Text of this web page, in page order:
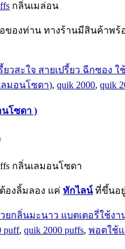
กลิ่นเมล่อน
อของท่าน ทางร้านมีสินค้า
ลมอนโซดา),quik 2000,quik
นโซดา )
กลิ่นเลมอนโซดา
ต้องลิ้มลอง แค่ทักไลน์ที่ขึ้นอยู่
puff,quik 2000 puffs,พอตใช้